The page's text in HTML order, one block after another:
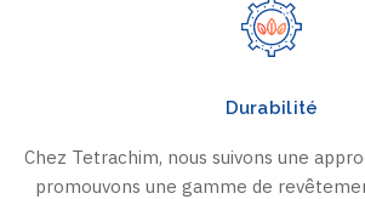
Durabilité
Chez Tetrachim, nous suivons une
promouvons une gamme de